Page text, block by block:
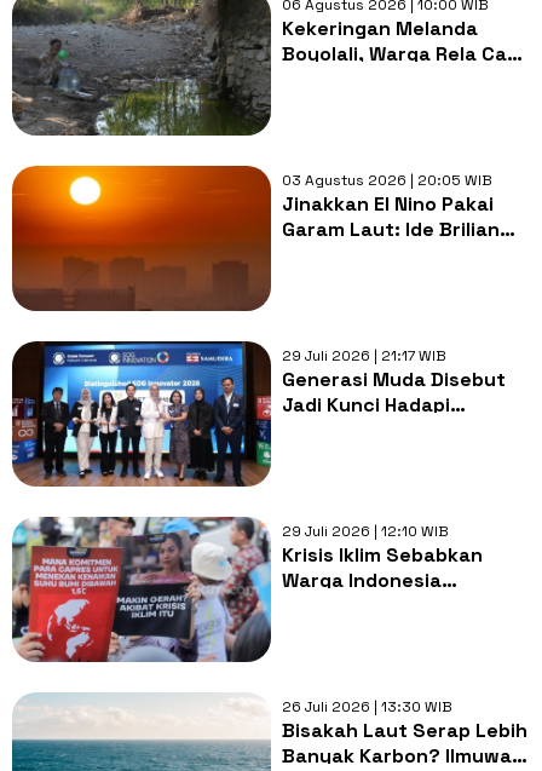
06 Agustus 2026 | 10:00 WIB
Kekeringan Melanda
Boyolali, Warga Rela Cari
03 Agustus 2026 | 20:05 WIB
Jinakkan El Nino Pakai
Garam Laut: Ide Brilian
29 Juli 2026 | 21:17 WIB
Generasi Muda Disebut
Jadi Kunci Hadapi
29 Juli 2026 | 12:10 WIB
Krisis Iklim Sebabkan
Warga Indonesia
26 Juli 2026 | 13:30 WIB
Bisakah Laut Serap Lebih
Banyak Karbon? Ilmuwan